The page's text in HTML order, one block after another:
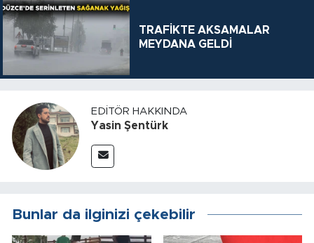
TRAFİKTE AKSAMALAR
MEYDANA GELDİ
EDITÖR HAKKINDA
Yasin Şentürk
Bunlar da ilginizi çekebilir